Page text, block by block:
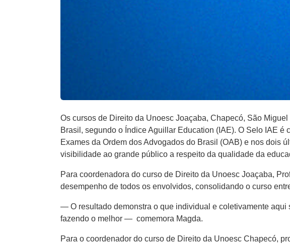
Os cursos de Direito da Unoesc Joaçaba, Chapecó, São
Brasil, segundo o Índice Aguillar Education (IAE). O Selo IAE
Exames da Ordem dos Advogados do Brasil (OAB) e nos dois
visibilidade ao grande público a respeito da qualidade da
Para coordenadora do curso de Direito da Unoesc Joaçaba,
desempenho de todos os envolvidos, consolidando o curso
— O resultado demonstra o que individual e coletivamente aqui
fazendo o melhor — comemora Magda.
Para o coordenador do curso de Direito da Unoesc Chapecó,